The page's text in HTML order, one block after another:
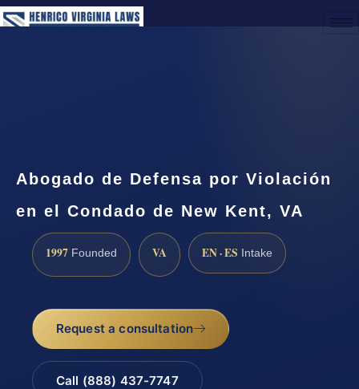
Abogado de Defensa por Violación
en el Condado de New Kent, VA
1997 Founded VA EN · ES Intake
Request a consultation
Call (888) 437-7747